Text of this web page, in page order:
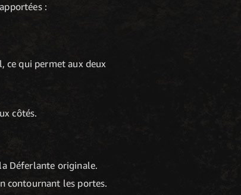
:
ce qui permet aux deux
côtés.
Déferlante originale.
contournant les portes.